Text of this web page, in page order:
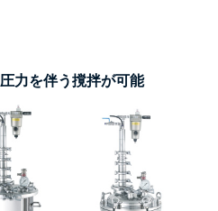
圧力を伴う撹拌が可能